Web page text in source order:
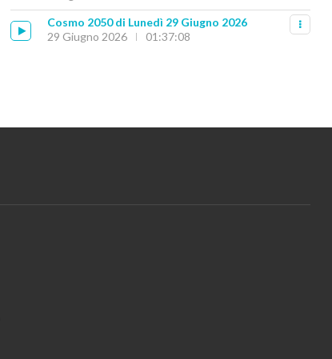
Cosmo 2050 di Lunedì 29 Giugno 2026
29 Giugno 2026
01:37:08